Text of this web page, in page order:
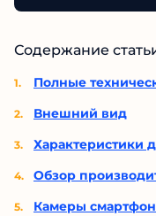
Содержание
Полные
Внешний вид
Характеристики
Обзор
Камеры